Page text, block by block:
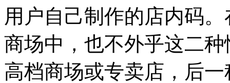
用户自己制作的店内码
商场中，也不外乎这二
高档商场或专卖店，后